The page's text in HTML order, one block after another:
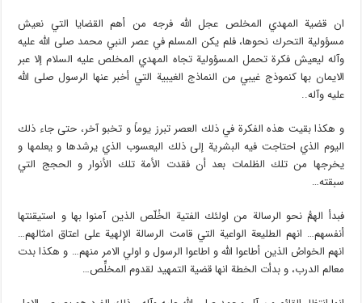
ان قضية المهدي المخلص عجل الله فرجه من أهم القضايا التي نعيش
مسؤولية التحرك نحوها، فلم يكن المسلم في عصر النبي محمد صلى الله عليه
وآله ليعيش فكرة تحمل المسؤولية تجاه المهدي المخلص عليه السلام إلا عبر
الايمان بها كنموذج غيبي من النماذج الغيبية التي أخبر عنها الرسول صلى الله
عليه وآله..
و هكذا بقيت هذه الفكرة في ذلك العصر تبرز يوماً و تخبو آخر، حتى جاء ذلك
اليوم الذي احتاجت فيه البشرية إلى ذلك اليعسوب الذي يرشدها و يعلمها و
يخرجها من تلك الظلمات بعد أن فقدت الأمة تلك الأنوار و الحجج التي
سبقته…
فبدأ الهمُّ نحو الرسالة من اولئك الفتية الخُلّص الذين آمنوا بها و استيقنتها
أنفسهم… انهم الطليعة الواعية التي قامت الرسالة الإلهية على اعتاق امثالهم…
انهم الخواصُ الذين أطاعوا الله و اطاعوا الرسول و اولي الامر منهم… و هكذا بدت
معالم الدرب، و بدأت الخطة انها قضية التمهيد لقدوم المخلٍّص…